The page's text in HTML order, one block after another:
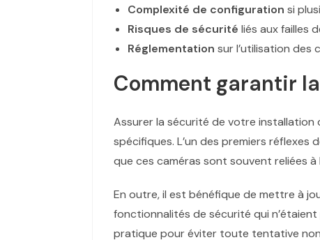
Complexité de configuration si
Risques de sécurité liés aux failles
Réglementation sur l’utilisation des
Comment garantir
Assurer la sécurité de votre installation
spécifiques. L’un des premiers
que ces caméras sont souvent reliées
En outre, il est bénéfique de mettre à
fonctionnalités de sécurité qui
pratique pour éviter toute tentative